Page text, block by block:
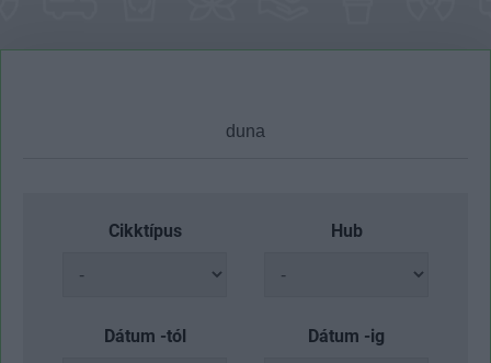
Cikktípus Hub
Dátum -tól Dátum -ig